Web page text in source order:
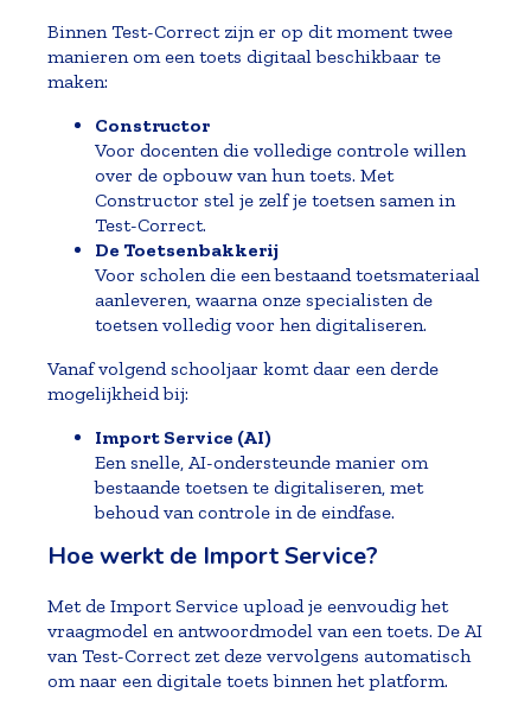
Binnen Test-Correct zijn er op dit moment twee
manieren om een toets digitaal beschikbaar te
maken:
Constructor
Voor docenten die volledige controle willen
over de opbouw van hun toets. Met
Constructor stel je zelf je toetsen samen in
Test-Correct.
De Toetsenbakkerij
Voor scholen die een bestaand toetsmateriaal
aanleveren, waarna onze specialisten de
toetsen volledig voor hen digitaliseren.
Vanaf volgend schooljaar komt daar een derde
mogelijkheid bij:
Import Service (AI)
Een snelle, AI-ondersteunde manier om
bestaande toetsen te digitaliseren, met
behoud van controle in de eindfase.
Hoe werkt de Import Service?
Met de Import Service upload je eenvoudig het
vraagmodel en antwoordmodel van een toets. De AI
van Test-Correct zet deze vervolgens automatisch
om naar een digitale toets binnen het platform.